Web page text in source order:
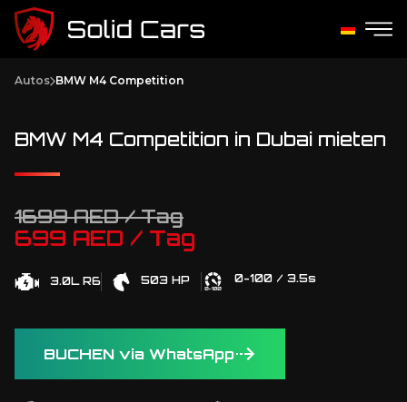
Autos BMW M4 Competition
BMW M4 Competition in Dubai mieten
1699 AED / Tag
699 AED / Tag
3.0L R6 503 HP 0-100 / 3.5s
BUCHEN via WhatsApp